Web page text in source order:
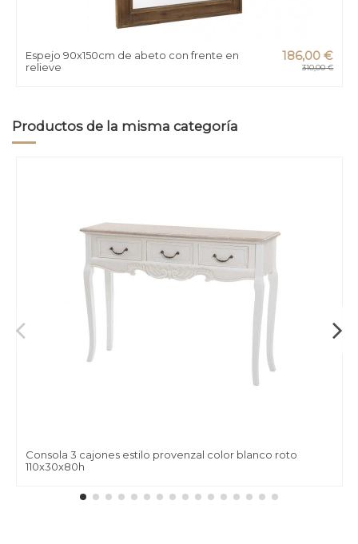
Espejo 90x150cm de abeto con frente en
relieve
186,00 €
310,00 €
Productos de la misma categoría
Consola 3 cajones estilo provenzal color blanco roto
110x30x80h